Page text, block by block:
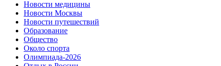
Новости медицины
Новости Москвы
Новости путешествий
Образование
Общество
Около спорта
Олимпиада-2026